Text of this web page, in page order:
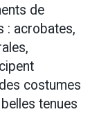
de
: acrobates,
costumes
tenues